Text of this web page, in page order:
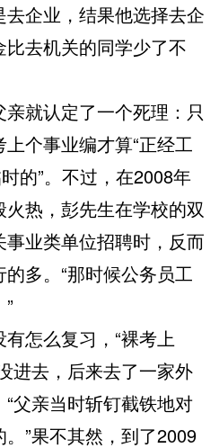
企业，结果他选择去企
去机关的同学少了不
就认定了一个死理：只
个事业编才算“正经工
的”。不过，在2008年
热，彭先生在学校的双
业类单位招聘时，反而
多。“那时候公务员工
怎么复习，“裸考上
进去，后来去了一家外
父亲当时斩钉截铁地对
”果不其然，到了2009